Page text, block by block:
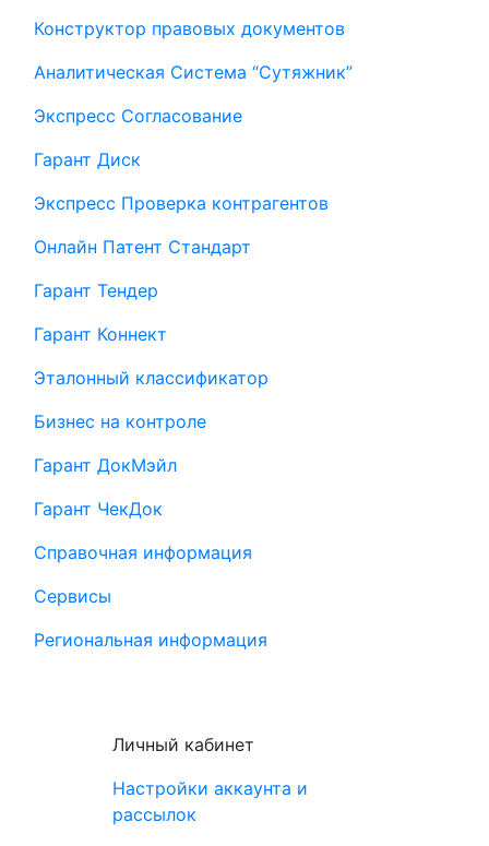
Конструктор правовых документов
Аналитическая Система “Сутяжник”
Экспресс Согласование
Гарант Диск
Экспресс Проверка контрагентов
Онлайн Патент Стандарт
Гарант Тендер
Гарант Коннект
Эталонный классификатор
Бизнес на контроле
Гарант ДокМэйл
Гарант ЧекДок
Справочная информация
Сервисы
Региональная информация
Личный кабинет
Настройки аккаунта и
рассылок